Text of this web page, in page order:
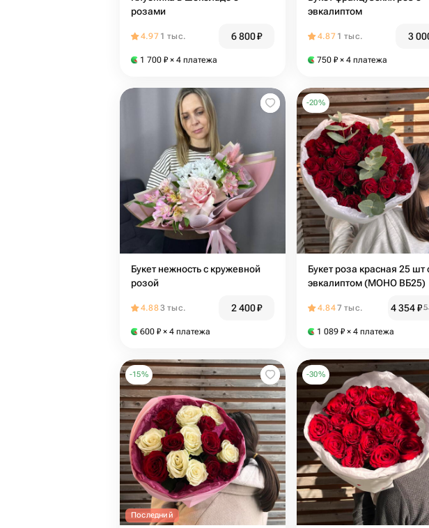
розами
4.97 1 тыс. 6 800₽
1 700 ₽ × 4 платежа
эвкалиптом
4.87 1 тыс. 3
750 ₽ × 4 платежа
Букет нежность с кружевной
розой
4.883 тыс. 2 400₽
600 ₽ × 4 платежа
-20%
Букет роза красная 25 шт с
эвкалиптом (МОНО ВБ25)
4.847 тыс. 4 354₽5
1 089 ₽ × 4 платежа
-15%
Последний
-30%